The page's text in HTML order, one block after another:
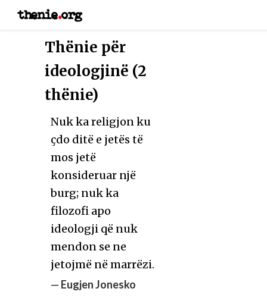
thenie.org
Thënie për
ideologjinë (2
thënie)
Nuk ka religjon ku
çdo ditë e jetës të
mos jetë
konsideruar një
burg; nuk ka
filozofi apo
ideologji që nuk
mendon se ne
jetojmë në marrëzi.
— Eugjen Jonesko